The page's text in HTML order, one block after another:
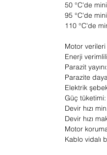
50 °C'de
95 °C'de
110 °C'de
Motor verileri
Enerji
Parazit
Parazite
Elektrik
Güç
Devir hızı
Devir hızı
Motor koruma
Kablo vidalı